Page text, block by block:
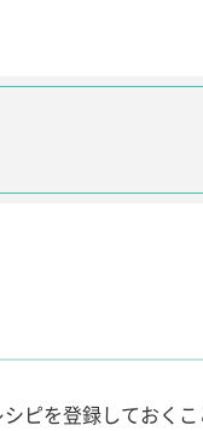
ピを登録しておく